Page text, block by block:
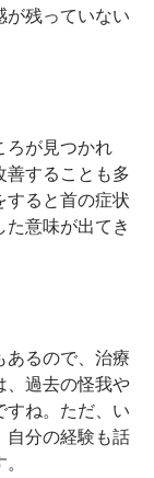
が残っていない
ろが見つかれ
善することも多
すると首の症状
意味が出てき
るので、治療
、過去の怪我や
すね。ただ、い
自分の経験も話